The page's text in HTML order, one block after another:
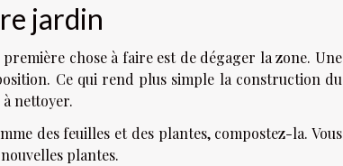
jardin
chose à faire est de dégager la zone. Une
Ce qui rend plus simple la construction du
nettoyer.
des feuilles et des plantes, compostez-la. Vous
plantes.